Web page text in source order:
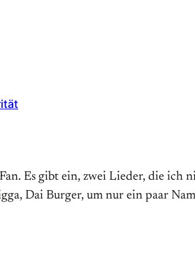
Es gibt ein, zwei Lieder, die ich
Dai Burger, um nur ein paar